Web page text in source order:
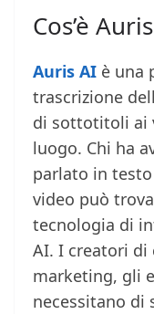
Cos’è
Auris AI è una
trascrizione
di sottotitoli ai
luogo. Chi ha
parlato in
video può
tecnologia di
AI. I creatori
marketing, gli
necessitano di